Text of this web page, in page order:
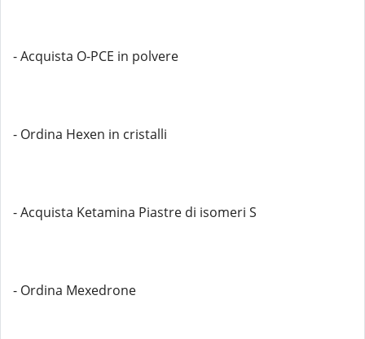
- Acquista O-PCE in polvere
- Ordina Hexen in cristalli
- Acquista Ketamina Piastre di isomeri S
- Ordina Mexedrone